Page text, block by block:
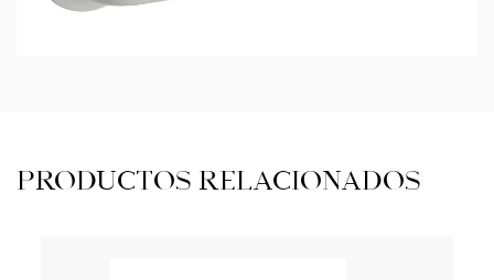
PRODUCTOS RELACIONADOS